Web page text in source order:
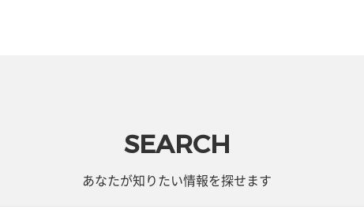
SEARCH
あなたが知りたい情報を探せます